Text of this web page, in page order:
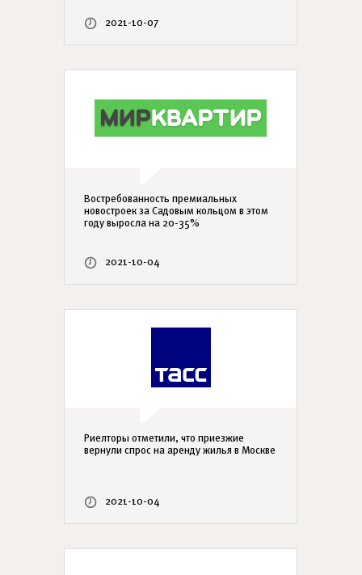
2021-10-07
Востребованность премиальных
новостроек за Садовым кольцом в этом
году выросла на 20-35%
2021-10-04
Риелторы отметили, что приезжие
вернули спрос на аренду жилья в Москве
2021-10-04